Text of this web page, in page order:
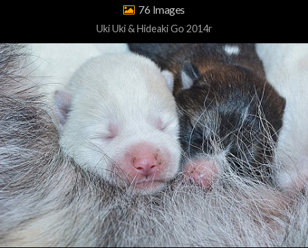
76
Uki Uki & Hideaki Go 2014r